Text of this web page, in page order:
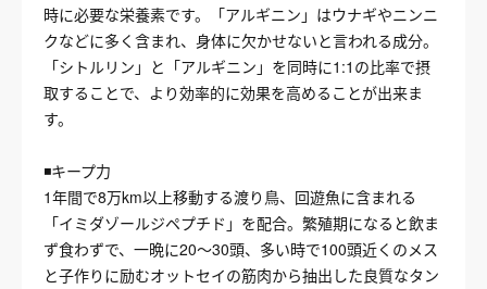
時に必要な栄養素です。「アルギニン」はウナギやニンニ
クなどに多く含まれ、身体に欠かせないと言われる成分。
「シトルリン」と「アルギニン」を同時に1:1の比率で摂
取することで、より効率的に効果を高めることが出来ま
す。
◾️キープ力
1年間で8万km以上移動する渡り鳥、回遊魚に含まれる
「イミダゾールジペプチド」を配合。繁殖期になると飲ま
ず食わずで、一晩に20〜30頭、多い時で100頭近くのメス
と子作りに励むオットセイの筋肉から抽出した良質なタン